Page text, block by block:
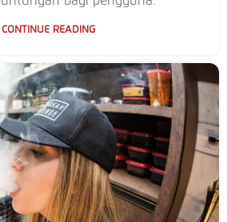
CONTINUE READING